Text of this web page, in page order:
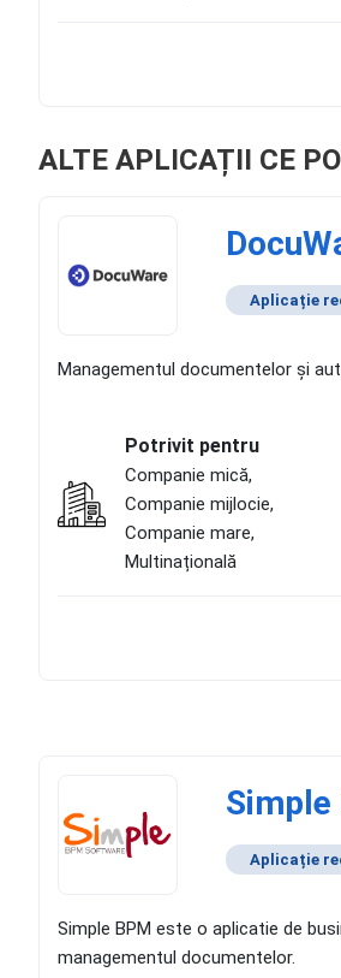
ALTE APLICAȚII CE
Aplicație
Managementul documentelor și
Potrivit pentru
Companie mică,
Companie mijlocie,
Companie mare,
Multinațională
Simple
Aplicație
Simple BPM este o aplicatie de
managementul documentelor.